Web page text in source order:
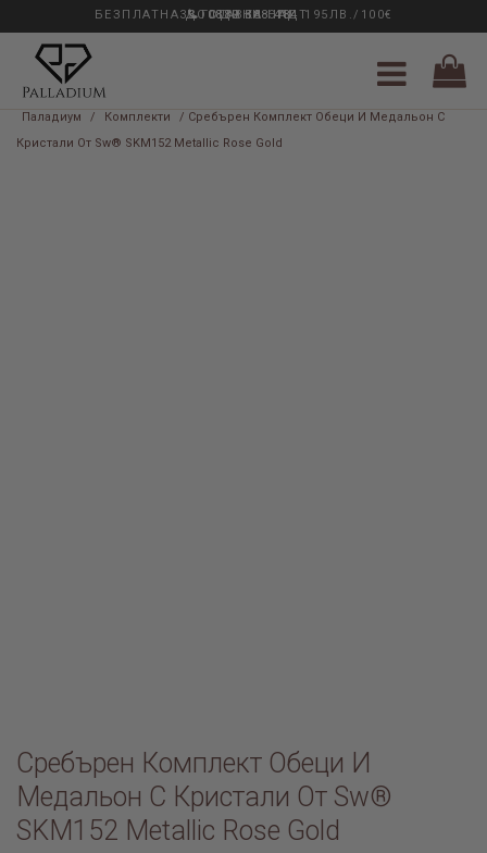
33 ГОДИНИ ОПИТ
БЕЗПЛАТНА ДОСТАВКА НАД 195ЛВ./100€
0889 888 484
Паладиум / Комплекти
/ Сребърен Комплект Обеци И Медальон С
Кристали От Sw® SKM152 Metallic Rose Gold
Сребърен Комплект Обеци И
Медальон С Кристали От Sw®
SKM152 Metallic Rose Gold